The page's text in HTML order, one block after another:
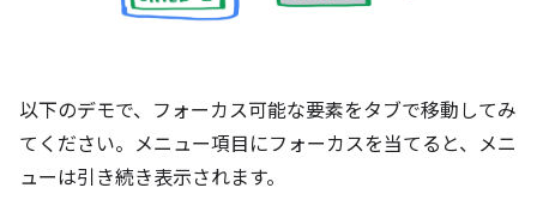
以下のデモで、フォーカス可能な要素をタブで移動してみ
てください。メニュー項目にフォーカスを当てると、メニ
ューは引き続き表示されます。